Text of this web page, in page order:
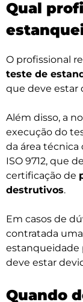
Qual
O profissional
teste de
que deve estar
Além disso, a
execução do
da área
ISO 9712, que
certificação de
destrutivos.
Em casos de
contratada
estanqueidade
deve estar
Quando